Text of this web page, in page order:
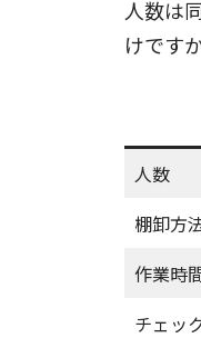
人数は
けです
人数
棚卸方
作業時
チェッ